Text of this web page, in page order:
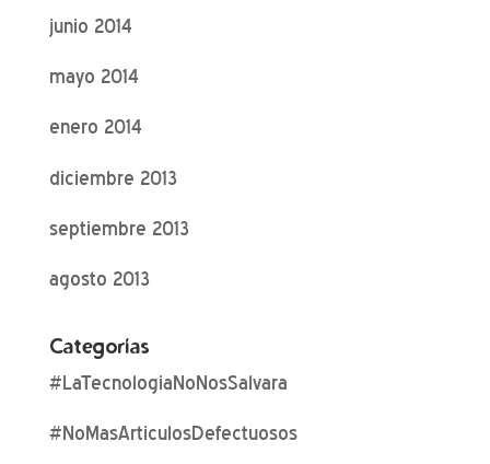
junio 2014
mayo 2014
enero 2014
diciembre 2013
septiembre 2013
agosto 2013
Categorías
#LaTecnologiaNoNosSalvara
#NoMasArticulosDefectuosos